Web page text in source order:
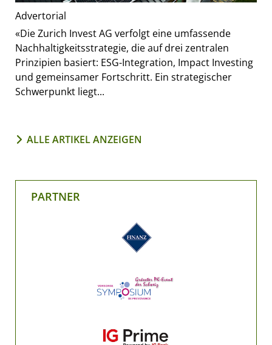
Advertorial
«Die Zurich Invest AG verfolgt eine umfassende
Nachhaltigkeitsstrategie, die auf drei zentralen
Prinzipien basiert: ESG-Integration, Impact Investing
und gemeinsamer Fortschritt. Ein strategischer
Schwerpunkt liegt...
ALLE ARTIKEL ANZEIGEN
PARTNER